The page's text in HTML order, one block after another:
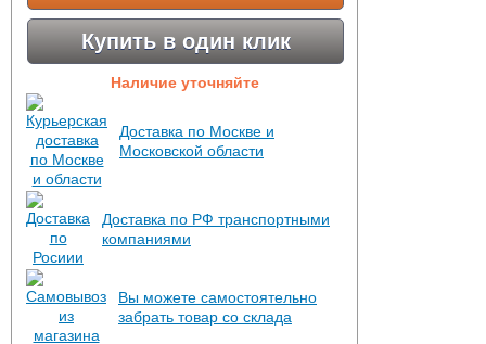
Купить в один клик
Наличие уточняйте
Доставка по Москве и
Московской области
Доставка по РФ транспортными
компаниями
Вы можете самостоятельно
забрать товар со склада